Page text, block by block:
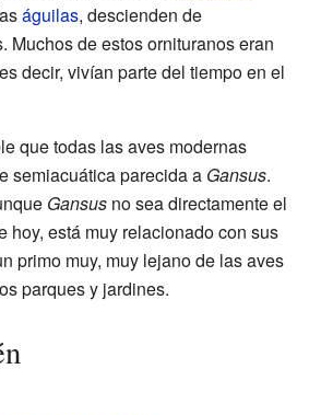
águilas, descienden de
Muchos de estos ornituranos eran
decir, vivían parte del tiempo en el
que todas las aves modernas
semiacuática parecida a Gansus.
Gansus no sea directamente el
hoy, está muy relacionado con sus
primo muy, muy lejano de las aves
parques y jardines.